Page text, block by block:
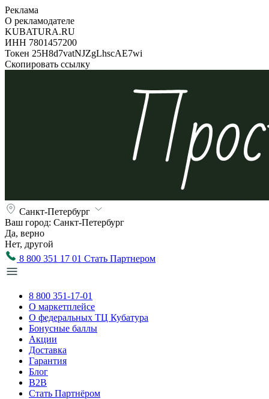
Реклама
О рекламодателе
KUBATURA.RU
ИНН 7801457200
Токен 25H8d7vatNJZgLhscAE7wi
Скопировать ссылку
Санкт-Петербург
Ваш город: Санкт-Петербург
Да, верно
Нет, другой
8 800 351 17 01 Стать Партнером
8 800 351-17-01
О маркетплейсе
О федеральных ТЦ Кубатура
Бонусные баллы
Акции
Доставка
Гарантия
Блог
B2B
Стать Партнёром